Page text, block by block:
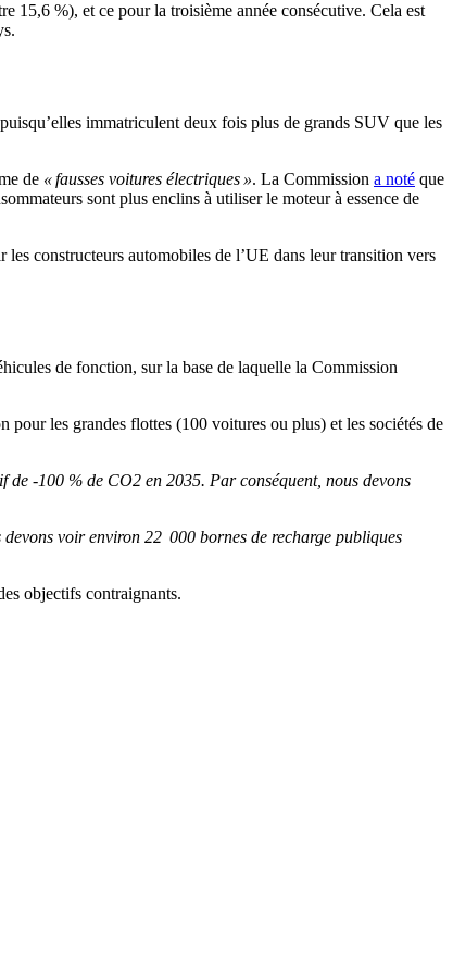
15,6 %), et ce pour la troisième année consécutive. Cela est
immatriculent deux fois plus de grands SUV que les
de « fausses voitures électriques ». La Commission a noté que
sont plus enclins à utiliser le moteur à essence de
constructeurs automobiles de l’UE dans leur transition vers
de fonction, sur la base de laquelle la Commission
les grandes flottes (100 voitures ou plus) et les sociétés de
-100 % de CO2 en 2035. Par conséquent, nous devons
devons voir environ 22 000 bornes de recharge publiques
objectifs contraignants.